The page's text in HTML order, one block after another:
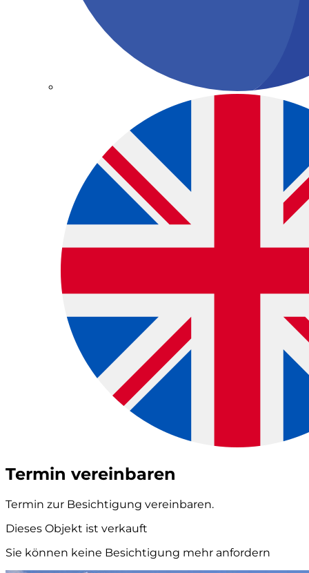
Termin vereinbaren
Termin zur Besichtigung vereinbaren.
Dieses Objekt ist verkauft
Sie können keine Besichtigung mehr anfordern